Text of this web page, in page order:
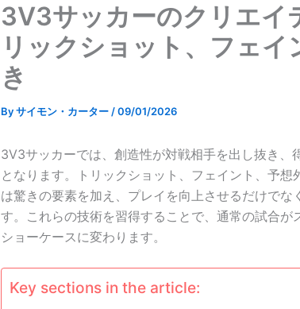
3V3サッカーのクリエイ
リックショット、フェイ
き
Byサイモン・カーター /09/01/2026
3V3サッカーでは、創造性が対戦相手を出し抜き、
となります。トリックショット、フェイント、予
は驚きの要素を加え、プレイを向上させるだけでな
す。これらの技術を習得することで、通常の試合が
ショーケースに変わります。
Key sections in the article: